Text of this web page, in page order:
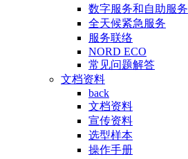
数字服务和自助服务
全天候紧急服务
服务联络
NORD ECO
常见问题解答
文档资料
back
文档资料
宣传资料
选型样本
操作手册